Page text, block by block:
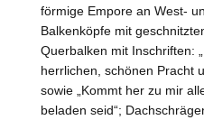
förmige Empore an West-
Balkenköpfe mit
Querbalken mit Inschriften:
herrlichen, schönen Pracht
sowie „Kommt her zu mir
beladen seid“;